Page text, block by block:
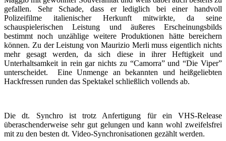
gefallen. Sehr Schade, dass er lediglich bei einer handvoll
Polizeifilme italienischer Herkunft mitwirkte, da seine
schauspielerischen Leistung und äußeres Erscheinungsbilds
bestimmt noch unzählige weitere Produktionen hätte bereichern
können. Zu der Leistung von Maurizio Merli muss eigentlich nichts
mehr gesagt werden, da sich diese in ihrer Heftigkeit und
Unterhaltsamkeit in rein gar nichts zu “Camorra” und “Die Viper”
unterscheidet. Eine Unmenge an bekannten und heißgeliebten
Hackfressen runden das Spektakel schließlich vollends ab.
Die dt. Synchro ist trotz Anfertigung für ein VHS-Release
überaschenderweise sehr gut gelungen und kann wohl zweifelsfrei
mit zu den besten dt. Video-Synchronisationen gezählt werden.